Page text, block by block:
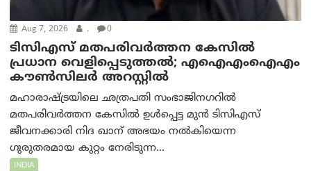
Aug 7, 2026 . 0
ടിസിഎസ് മതപരിവർത്തന കേസിൽ
പ്രധാന വെളിപ്പെടുത്തൽ; എഐഎംഐഎം
കൗൺസിലർ അറസ്റ്റിൽ
മഹാരാഷ്ട്രയിലെ ഛത്രപതി സംഭാജിനഗറിൽ
മതപരിവർത്തന കേസിൽ ഉൾപ്പെട്ട മുൻ ടിസിഎസ്
ജീവനക്കാരി നിദ ഖാന് അഭയം നൽകിയെന്ന
ഗുരുതരമായ കുറ്റം നേരിടുന്ന...
INDIA